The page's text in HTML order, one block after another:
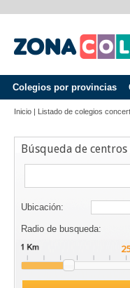
Colegios por provincias
Inicio | Listado de colegios
Búsqueda de centros
Ubicación:
Radio de busqueda: